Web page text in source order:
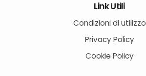
Link Utili
Condizioni di utilizzo
Privacy Policy
Cookie Policy